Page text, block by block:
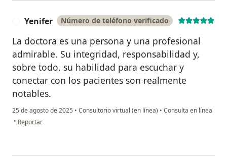
Yenifer Número de teléfono verificado
La doctora es una persona y una profesional
admirable. Su integridad, responsabilidad y,
sobre todo, su habilidad para escuchar y
conectar con los pacientes son realmente
notables.
25 de agosto de 2025 • Consultorio virtual (en línea) • Consulta en línea
• en opinión del usuario Yenifer
Reportar